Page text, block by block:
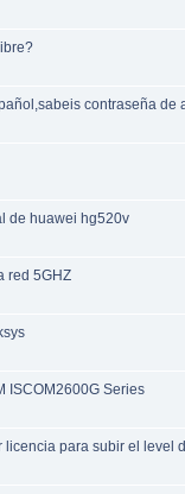
contraseña de
de huawei hg520v
red 5GHZ
ISCOM2600G Series
para subir el level